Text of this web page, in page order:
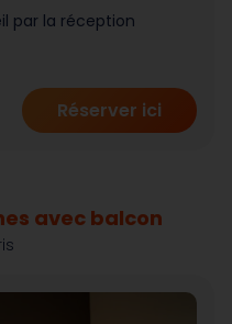
par la réception
Réserver ici
avec balcon